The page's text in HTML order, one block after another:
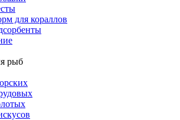
для кораллов
рыб